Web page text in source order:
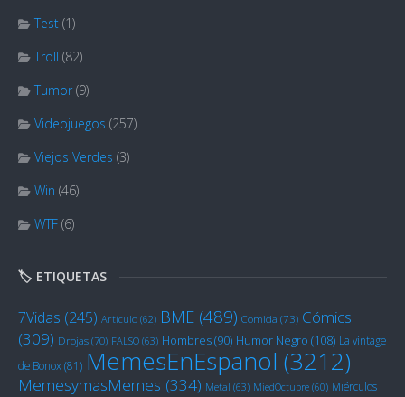
Test (1)
Troll (82)
Tumor (9)
Videojuegos (257)
Viejos Verdes (3)
Win (46)
WTF (6)
🏷️ ETIQUETAS
7Vidas (245) Artículo (62) BME (489) Comida (73) Cómics
(309) Drojas (70) FALSO (63) Hombres(90) Humor Negro (108) La vintage
de Bonox(81) MemesEnEspanol (3212)
MemesymasMemes (334) Metal (63) MiedOctubre (60) Miérculos